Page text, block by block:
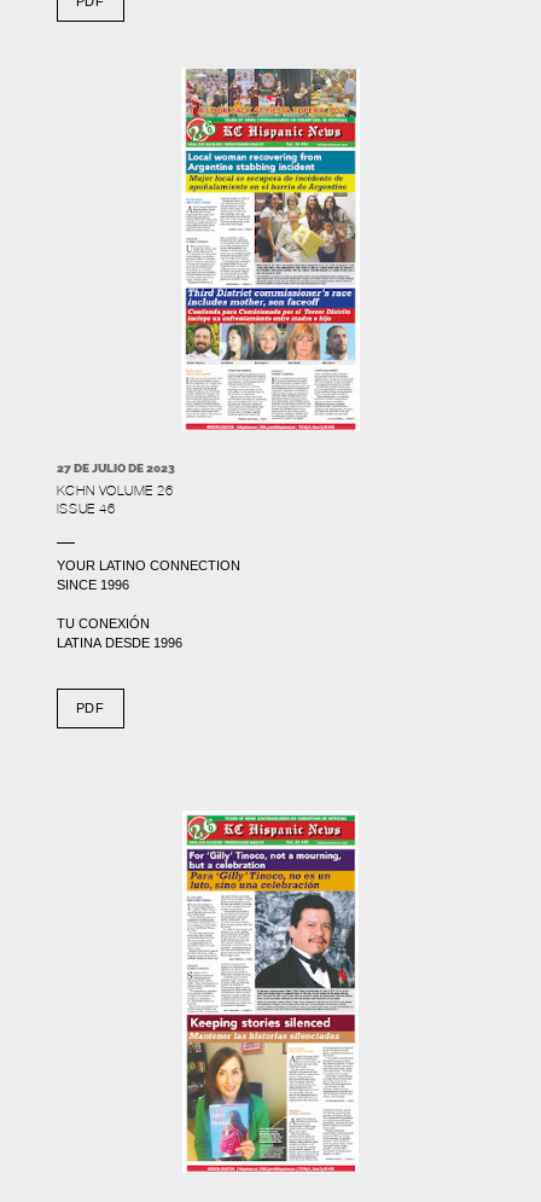
27 DE JULIO DE 2023
KCHN VOLUME 26
ISSUE 46
YOUR LATINO CONNECTION
SINCE 1996
TU CONEXIÓN
LATINA DESDE 1996
PDF